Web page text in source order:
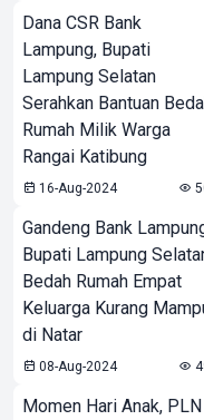
Dana CSR Bank
Lampung, Bupati
Lampung Selatan
Serahkan Bantuan
Rumah Milik Warga
Rangai Katibung
16-Aug-2024
Gandeng Bank
Bupati Lampung
Bedah Rumah Empat
Keluarga Kurang
di Natar
08-Aug-2024
Momen Hari Anak, PLN